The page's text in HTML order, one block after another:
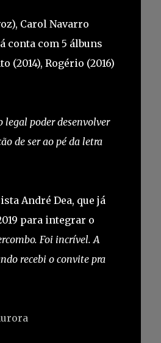
Carol Navarro
conta com 5 álbuns
(2014), Rogério (2016)
legal poder desenvolver
de ser ao pé da letra
André Dea, que já
para integrar o
Foi incrível. A
recebi o convite pra